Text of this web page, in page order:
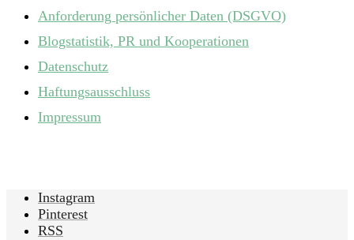
Anforderung persönlicher Daten (DSGVO)
Blogstatistik, PR und Kooperationen
Datenschutz
Haftungsausschluss
Impressum
Instagram
Pinterest
RSS